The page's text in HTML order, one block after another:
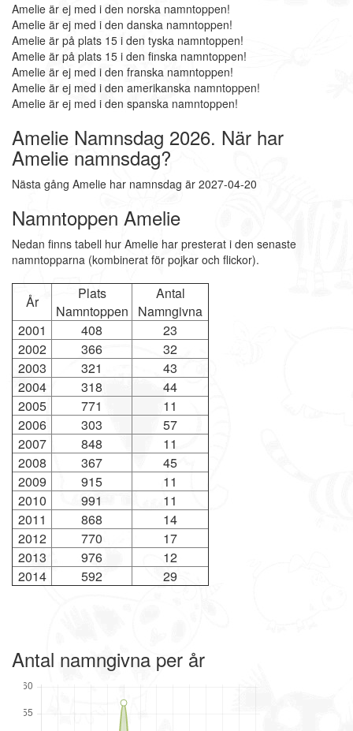
Amelie är ej med i den norska namntoppen!
Amelie är ej med i den danska namntoppen!
Amelie är på plats 15 i den tyska namntoppen!
Amelie är på plats 15 i den finska namntoppen!
Amelie är ej med i den franska namntoppen!
Amelie är ej med i den amerikanska namntoppen!
Amelie är ej med i den spanska namntoppen!
Amelie Namnsdag 2026. När har
Amelie namnsdag?
Nästa gång Amelie har namnsdag är 2027-04-20
Namntoppen Amelie
Nedan finns tabell hur Amelie har presterat i den senaste
namntopparna (kombinerat för pojkar och flickor).
År
Plats
Namntoppen
Antal
Namngivna
2001
408
23
2002
366
32
2003
321
43
2004
318
44
2005
771
11
2006
303
57
2007
848
11
2008
367
45
2009
915
11
2010
991
11
2011
868
14
2012
770
17
2013
976
12
2014
592 29
Antal namngivna per år